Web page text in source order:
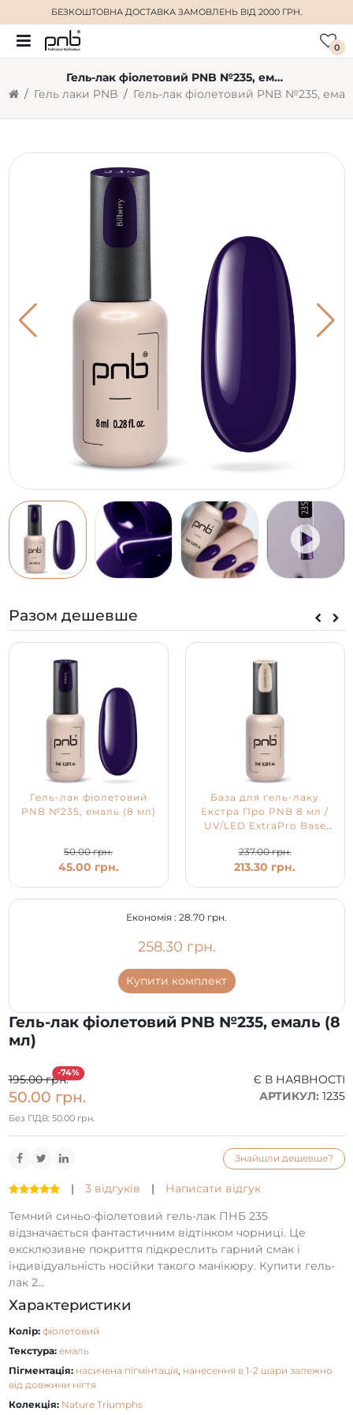
БЕЗКОШТОВНА ДОСТАВКА ЗАМОВЛЕНЬ ВІД 2000 ГРН.
0
Гель-лак фіолетовий PNB №235, емаль (8 мл)
Гель лаки PNB
Гель-лак фіолетовий PNB №235, емаль (8
мл)
| 3 відгуків |
Написати відгук
Темний синьо-фіолетовий гель-лак ПНБ 235
відзначається фантастичним відтінком чорниці. Це
ексклюзивне покриття підкреслить гарний смак і
індивідуальність носійки такого манікюру. Купити гель-
лак 2...
Характеристики
Колір: фіолетовий
Текстура: емаль
Пігментація: насичена пігмінтація, нанесення в 1-2 шари залежно
від довжини нігтя
Колекція: Nature Triumphs
195.00 грн.-74%
50.00 грн.
Без ПДВ: 50.00 грн.
Є В НАЯВНОСТІ
АРТИКУЛ: 1235
Знайшли дешевше?
Разом дешевше
Гель-лак фіолетовий
PNB №235, емаль (8 мл)
50.00 грн.
45.00 грн.
База для гель-лаку
Екстра Про PNB 8 мл /
UV/LED ExtraPro Base
237.00 грн.
213.30 грн.
Економія : 28.70 грн.
258.30 грн.
Купити комплект